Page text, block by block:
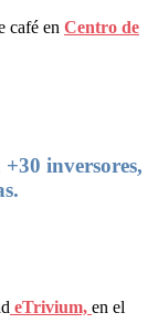
café en Centro de
inversores,
eTrivium, en el